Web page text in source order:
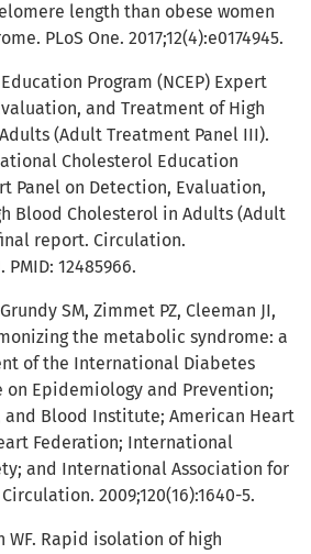
length than obese women
PLoS One. 2017;12(4):e0174945.
Program (NCEP) Expert
and Treatment of High
(Adult Treatment Panel III).
Cholesterol Education
Panel on Detection, Evaluation,
Blood Cholesterol in Adults (Adult
report. Circulation.
PMID: 12485966.
SM, Zimmet PZ, Cleeman JI,
the metabolic syndrome: a
of the International Diabetes
on Epidemiology and Prevention;
and Blood Institute; American Heart
Federation; International
and International Association for
2009;120(16):1640-5.
WF. Rapid isolation of high